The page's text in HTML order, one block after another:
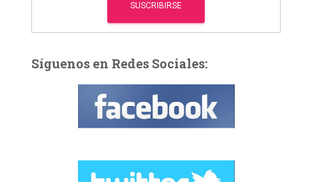
Síguenos en Redes Sociales: